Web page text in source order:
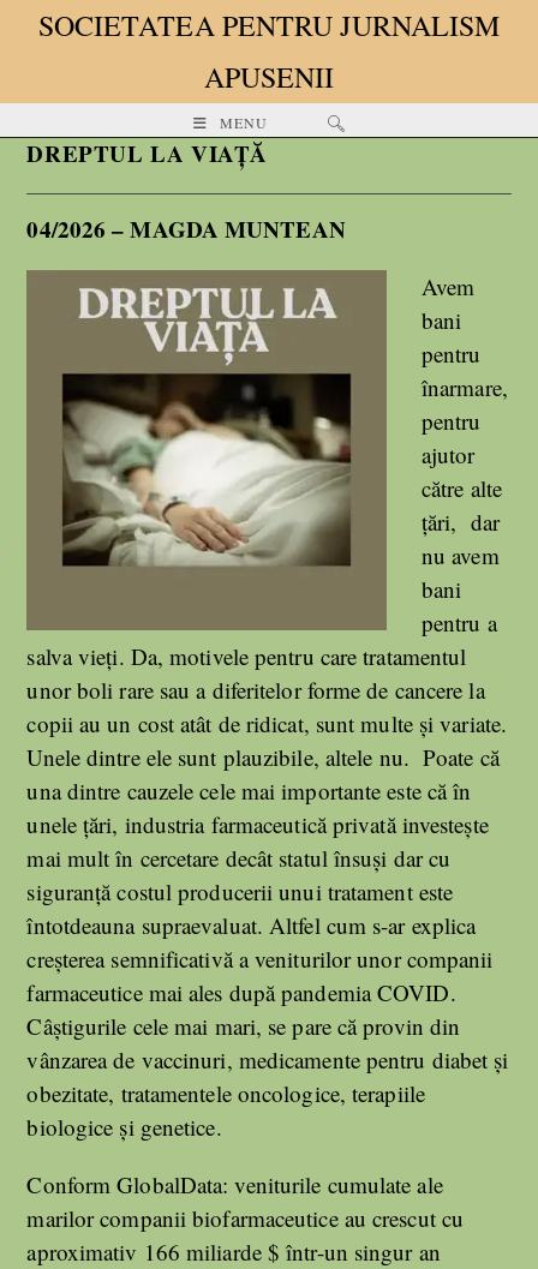
SOCIETATEA PENTRU JURNALISM
APUSENII
MENU
DREPTUL LA VIAȚĂ
04/2026 – MAGDA MUNTEAN
Avem
bani
pentru
înarmare,
pentru
ajutor
către alte
țări, dar
nu avem
bani
pentru a
salva vieți. Da, motivele pentru care tratamentul
unor boli rare sau a diferitelor forme de cancere la
copii au un cost atât de ridicat, sunt multe și variate.
Unele dintre ele sunt plauzibile, altele nu. Poate că
una dintre cauzele cele mai importante este că în
unele țări, industria farmaceutică privată investește
mai mult în cercetare decât statul însuși dar cu
siguranță costul producerii unui tratament este
întotdeauna supraevaluat. Altfel cum s-ar explica
creșterea semnificativă a veniturilor unor companii
farmaceutice mai ales după pandemia COVID.
Câștigurile cele mai mari, se pare că provin din
vânzarea de vaccinuri, medicamente pentru diabet și
obezitate, tratamentele oncologice, terapiile
biologice și genetice.
Conform GlobalData: veniturile cumulate ale
marilor companii biofarmaceutice au crescut cu
aproximativ 166 miliarde $ într-un singur an